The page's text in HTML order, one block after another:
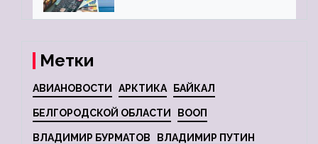
Метки
АВИАНОВОСТИ АРКТИКА БАЙКАЛ
БЕЛГОРОДСКОЙ ОБЛАСТИ ВООП
ВЛАДИМИР БУРМАТОВ ВЛАДИМИР ПУТИН